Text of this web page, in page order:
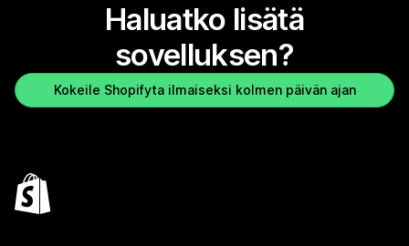
Haluatko lisätä
sovelluksen?
Kokeile Shopifyta ilmaiseksi kolmen päivän ajan